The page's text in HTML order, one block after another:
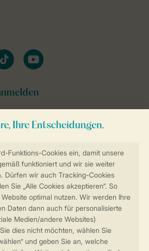
zur Online-Buchung
youtube